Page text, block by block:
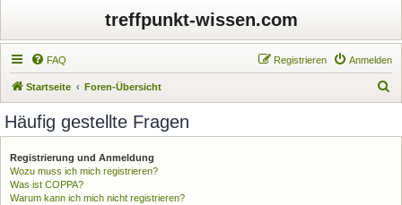
treffpunkt-wissen.com
FAQ Anmelden
Registrieren
Startseite Foren-Übersicht
Häufig gestellte Fragen
Registrierung und Anmeldung
Wozu muss ich mich registrieren?
Was ist COPPA?
Warum kann ich mich nicht registrieren?